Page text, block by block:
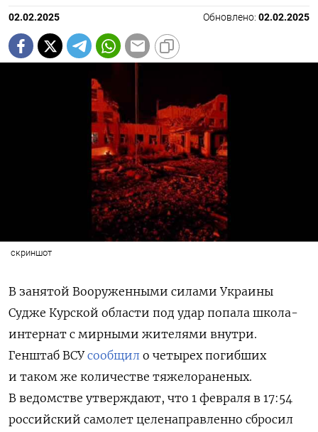
02.02.2025 Обновлено: 02.02.2025
скриншот
В занятой Вооруженными силами Украины
Судже Курской области под удар попала школа-
интернат с мирными жителями внутри.
Генштаб ВСУсообщил о четырех погибших
и таком же количестве тяжелораненых.
В ведомстве утверждают, что 1 февраля в 17:54
российский самолет целенаправленно сбросил